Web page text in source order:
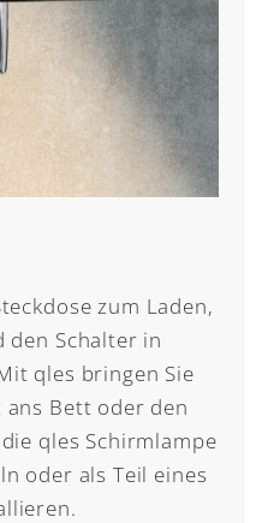
zum Laden,
den Schalter in
qles bringen Sie
Bett oder den
qles Schirmlampe
oder als Teil eines